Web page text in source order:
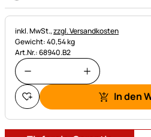
Steuerhinweis:
inkl. MwSt.,zzgl. Versandkosten
Gewicht: 40,54 kg
Art.Nr.: 68940.B2
In den